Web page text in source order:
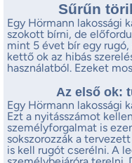
Sűrűn
Egy Hörmann lakossági
szokott bírni, de
mint 5 évet bír egy rugó,
kettő ok az hibás
használatból. Ezeket
Az első ok:
Egy Hörmann lakossági
Ezt a nyitásszámot
személyforgalmat is
sokszorozzák a
is kell rugót cserélni. A